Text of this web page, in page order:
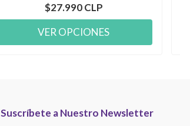
$27.990 CLP
VER OPCIONES
Suscríbete a Nuestro Newsletter